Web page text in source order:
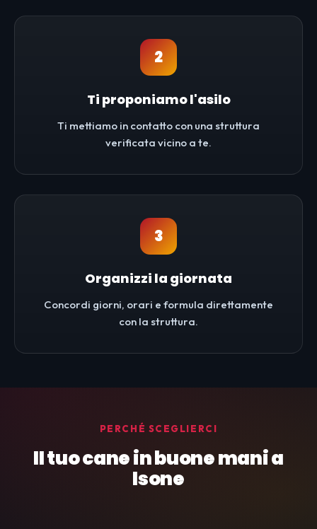
2
Ti proponiamo l'asilo
Ti mettiamo in contatto con una struttura
verificata vicino a te.
3
Organizzi la giornata
Concordi giorni, orari e formula direttamente
con la struttura.
PERCHÉ SCEGLIERCI
Il tuo cane in buone mani a
Isone